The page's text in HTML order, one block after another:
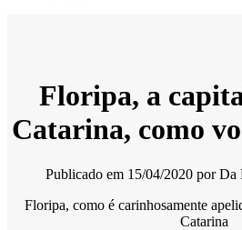
Floripa, a
Catarina, como
Publicado em 15/04/2020 porDa
Floripa, como é carinhosamente
Catarina